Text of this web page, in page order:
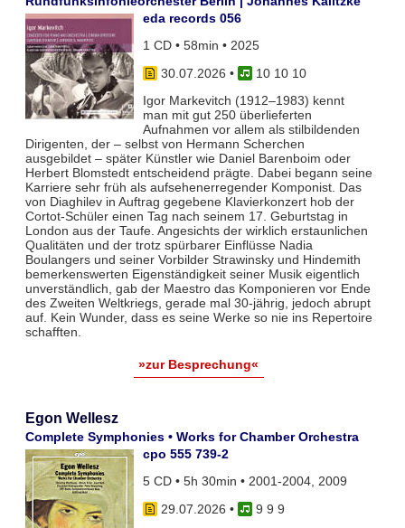
eda records 056
1 CD • 58min • 2025
30.07.2026 •
10 10 10
Igor Markevitch (1912–1983) kennt
man mit gut 250 überlieferten
Aufnahmen vor allem als stilbildenden
Dirigenten, der – selbst von Hermann Scherchen
ausgebildet – später Künstler wie Daniel Barenboim oder
Herbert Blomstedt entscheidend prägte. Dabei begann seine
Karriere sehr früh als aufsehenerregender Komponist. Das
von Diaghilev in Auftrag gegebene Klavierkonzert hob der
Cortot-Schüler einen Tag nach seinem 17. Geburtstag in
London aus der Taufe. Angesichts der wirklich erstaunlichen
Qualitäten und der trotz spürbarer Einflüsse Nadia
Boulangers und seiner Vorbilder Strawinsky und Hindemith
bemerkenswerten Eigenständigkeit seiner Musik eigentlich
unverständlich, gab der Maestro das Komponieren vor Ende
des Zweiten Weltkriegs, gerade mal 30-jährig, jedoch abrupt
auf. Kein Wunder, dass es seine Werke so nie ins Repertoire
schafften.
»zur Besprechung«
Egon Wellesz
Complete Symphonies • Works for Chamber Orchestra
cpo 555 739-2
5 CD • 5h 30min • 2001-2004, 2009
29.07.2026 •
9 9 9